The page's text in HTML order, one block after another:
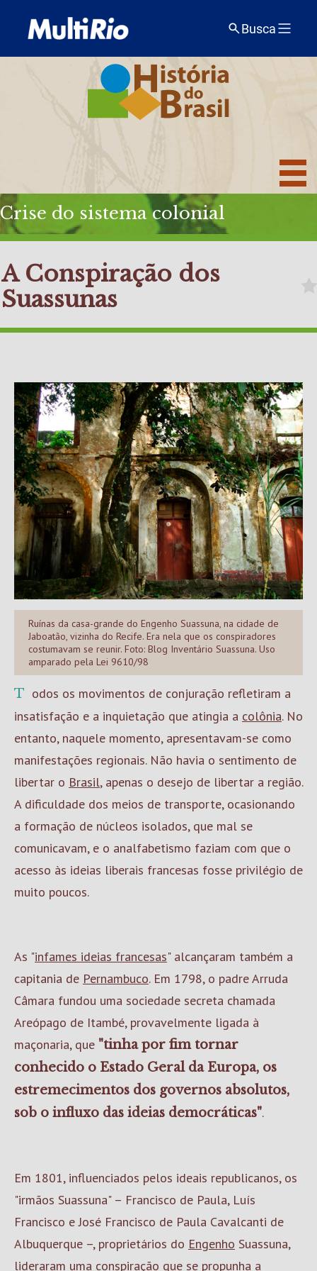
Busca
Crise do sistema colonial
A Conspiração dos
Suassunas
Ruínas da casa-grande do Engenho Suassuna, na cidade de
Jaboatão, vizinha do Recife. Era nela que os conspiradores
costumavam se reunir. Foto: Blog Inventário Suassuna. Uso
amparado pela Lei 9610/98
Todos os movimentos de conjuração refletiram a
insatisfação e a inquietação que atingia a colônia. No
entanto, naquele momento, apresentavam-se como
manifestações regionais. Não havia o sentimento de
libertar o Brasil, apenas o desejo de libertar a região.
A dificuldade dos meios de transporte, ocasionando
a formação de núcleos isolados, que mal se
comunicavam, e o analfabetismo faziam com que o
acesso às ideias liberais francesas fosse privilégio de
muito poucos.
As "infames ideias francesas" alcançaram também a
capitania de Pernambuco. Em 1798, o padre Arruda
Câmara fundou uma sociedade secreta chamada
Areópago de Itambé, provavelmente ligada à
maçonaria, que "tinha por fim tornar
conhecido o Estado Geral da Europa, os
estremecimentos dos governos absolutos,
sob o influxo das ideias democráticas".
Em 1801, influenciados pelos ideais republicanos, os
"irmãos Suassuna" – Francisco de Paula, Luís
Francisco e José Francisco de Paula Cavalcanti de
Albuquerque –, proprietários do Engenho Suassuna,
lideraram uma conspiração que se propunha a